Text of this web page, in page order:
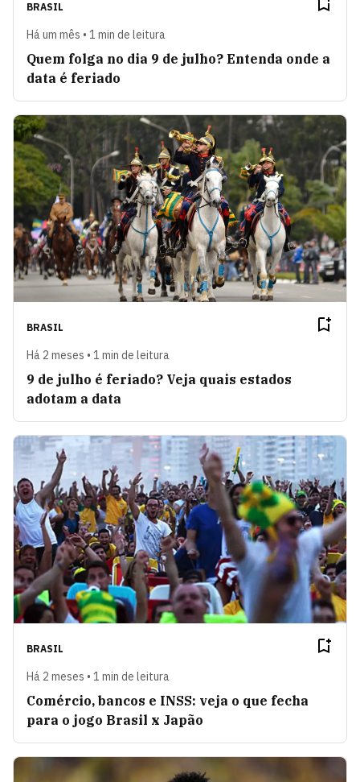
BRASIL
Há um mês • 1 min de leitura
Quem folga no dia 9 de julho? Entenda onde a
data é feriado
BRASIL
Há 2 meses • 1 min de leitura
9 de julho é feriado? Veja quais estados
adotam a data
BRASIL
Há 2 meses • 1 min de leitura
Comércio, bancos e INSS: veja o que fecha
para o jogo Brasil x Japão